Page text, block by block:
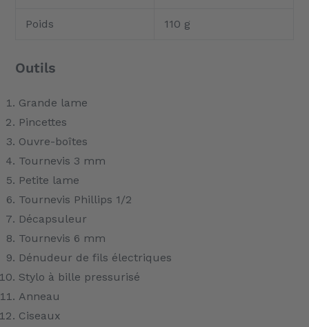
Poids 110 g
Outils
Grande lame
Pincettes
Ouvre-boîtes
Tournevis 3 mm
Petite lame
Tournevis Phillips 1/2
Décapsuleur
Tournevis 6 mm
Dénudeur de fils électriques
Stylo à bille pressurisé
Anneau
Ciseaux